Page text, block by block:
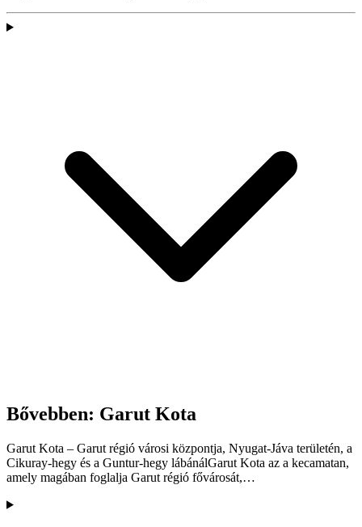
Bővebben: Garut Kota
Garut Kota – Garut régió városi központja, Nyugat-Jáva területén, a
Cikuray-hegy és a Guntur-hegy lábánálGarut Kota az a kecamatan,
amely magában foglalja Garut régió fővárosát,…